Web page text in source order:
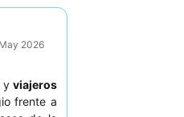
2026
yviajeros
frente a